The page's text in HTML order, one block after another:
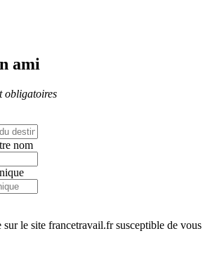
ami
obligatoires
nom
le site francetravail.fr susceptible de vous